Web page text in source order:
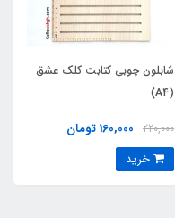
شابلون چوبی کتابت کلک عشق
(A4)
220,000 160,000 تومان